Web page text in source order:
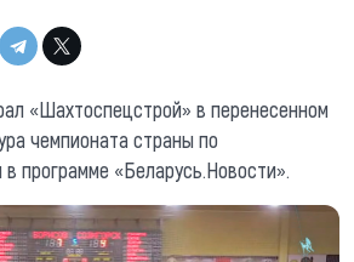
«Шахтоспецстрой» в перенесенном
чемпионата страны по
программе «Беларусь.Новости».